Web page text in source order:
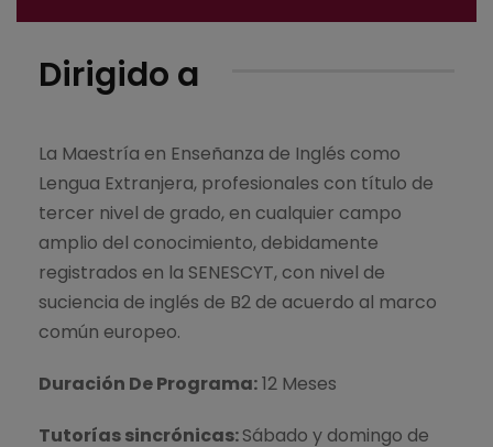
Dirigido a
La Maestría en Enseñanza de Inglés como
Lengua Extranjera, profesionales con título de
tercer nivel de grado, en cualquier campo
amplio del conocimiento, debidamente
registrados en la SENESCYT, con nivel de
suciencia de inglés de B2 de acuerdo al marco
común europeo.
Duración De Programa:12 Meses
Tutorías sincrónicas:Sábado y domingo de